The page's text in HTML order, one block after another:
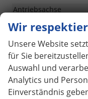
Antriebsachse
Fahrwerk- und
Felgengröße
Felgentyp
Sonstiges
Wir
Unsere Website
für Sie
Auswahl und
Analytics und
Einverständnis